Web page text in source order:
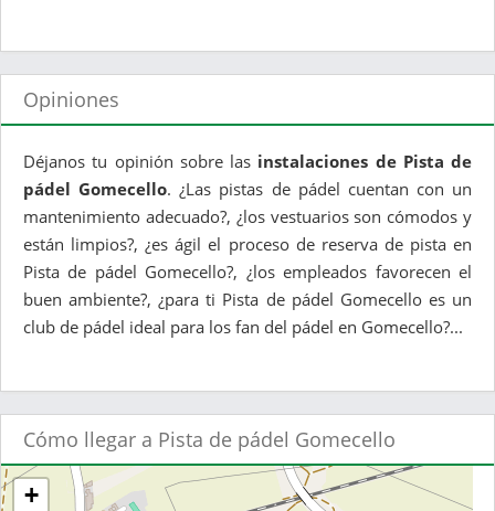
Opiniones
Déjanos tu opinión sobre las instalaciones de Pista de
pádel Gomecello. ¿Las pistas de pádel cuentan con un
mantenimiento adecuado?, ¿los vestuarios son cómodos y
están limpios?, ¿es ágil el proceso de reserva de pista en
Pista de pádel Gomecello?, ¿los empleados favorecen el
buen ambiente?, ¿para ti Pista de pádel Gomecello es un
club de pádel ideal para los fan del pádel en Gomecello?...
Cómo llegar a Pista de pádel Gomecello
+